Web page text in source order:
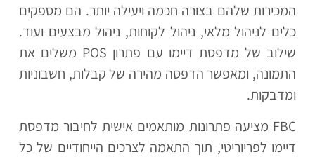
המכירות שלהם בצורה חכמה ויעילה יותר. הם מספקים
כלים לניהול מלאי, ניהול לקוחות, ניהול מבצעים ועוד.
שילוב של מדפסת דיימו עם פתרון POS משלים את
התמונה, ומאפשר הדפסה מהירה של קבלות, חשבוניות
ומדבקות.
FBC מציעה פתרונות מותאמים אישית לחיבור מדפסת
דיימו לפריוריטי, תוך התאמה לצרכים הייחודיים של כל